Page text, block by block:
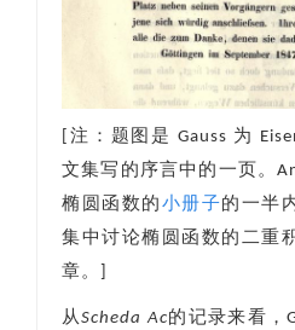
[注：题图是 Gauss 为
文集写的序言中的一页。
椭圆函数的 小册子 的一半
集中讨论椭圆函数的二重
章。]
从Scheda Ac 的记录来看，